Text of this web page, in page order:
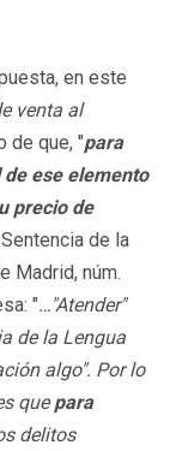
en este
venta al
de que, "para
ese elemento
precio de
de la
Madrid, núm.
"…"Atender"
de la Lengua
algo". Por lo
quepara
delitos